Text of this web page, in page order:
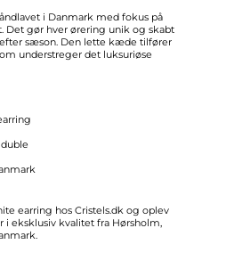
i Danmark med fokus på
Det gør hver ørering unik og skabt
sæson. Den lette kæde tilfører
understreger det luksuriøse
earring hos Cristels.dk og oplev
i eksklusiv kvalitet fra Hørsholm,